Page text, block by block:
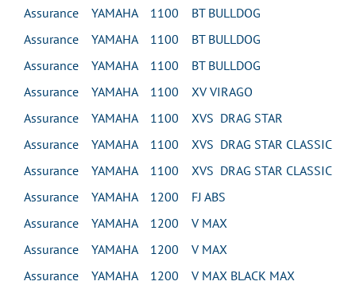
Assurance YAMAHA 1100 BT BULLDOG
Assurance YAMAHA 1100 BT BULLDOG
Assurance YAMAHA 1100 BT BULLDOG
Assurance YAMAHA 1100 XV VIRAGO
Assurance YAMAHA 1100 XVS DRAG STAR
Assurance YAMAHA 1100 XVS DRAG STAR CLASSIC
Assurance YAMAHA 1100 XVS DRAG STAR CLASSIC
Assurance YAMAHA 1200 FJ ABS
Assurance YAMAHA 1200 V MAX
Assurance YAMAHA 1200 V MAX
Assurance YAMAHA 1200 V MAX BLACK MAX